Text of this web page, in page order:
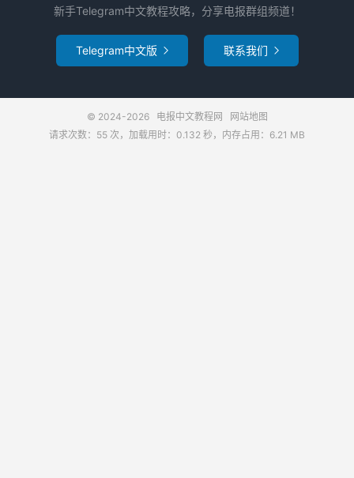
新手Telegram中文教程攻略，分享电报群组频道！
Telegram中文版  联系我们 
© 2024-2026 电报中文教程网
网站地图
请求次数：55 次，加载用时：0.132 秒，内存占用：6.21 MB